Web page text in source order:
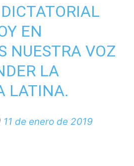
EN
NUESTRA VOZ
LA
LATINA.
11 de enero de 2019